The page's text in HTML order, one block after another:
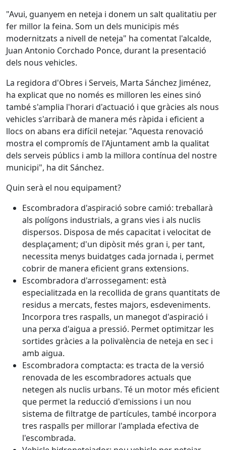
"Avui, guanyem en neteja i donem un salt qualitatiu per
fer millor la feina. Som un dels municipis més
modernitzats a nivell de neteja" ha comentat l'alcalde,
Juan Antonio Corchado Ponce, durant la presentació
dels nous vehicles.
La regidora d'Obres i Serveis, Marta Sánchez Jiménez,
ha explicat que no només es milloren les eines sinó
també s'amplia l'horari d'actuació i que gràcies als nous
vehicles s'arribarà de manera més ràpida i eficient a
llocs on abans era difícil netejar. "Aquesta renovació
mostra el compromís de l'Ajuntament amb la qualitat
dels serveis públics i amb la millora contínua del nostre
municipi", ha dit Sánchez.
Quin serà el nou equipament?
Escombradora d'aspiració sobre camió: treballarà
als polígons industrials, a grans vies i als nuclis
dispersos. Disposa de més capacitat i velocitat de
desplaçament; d'un dipòsit més gran i, per tant,
necessita menys buidatges cada jornada i, permet
cobrir de manera eficient grans extensions.
Escombradora d'arrossegament: està
especialitzada en la recollida de grans quantitats de
residus a mercats, festes majors, esdeveniments.
Incorpora tres raspalls, un manegot d'aspiració i
una perxa d'aigua a pressió. Permet optimitzar les
sortides gràcies a la polivalència de neteja en sec i
amb aigua.
Escombradora comptacta: es tracta de la versió
renovada de les escombradores actuals que
netegen als nuclis urbans. Té un motor més eficient
que permet la reducció d'emissions i un nou
sistema de filtratge de partícules, també incorpora
tres raspalls per millorar l'amplada efectiva de
l'escombrada.